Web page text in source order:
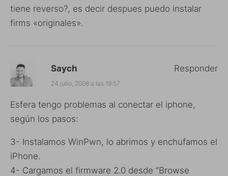
tiene reverso?, es decir despues puedo instalar
firms «originales».
Saych
24 julio, 2008 a las 19:57
Esfera tengo problemas al conectar el iphone,
según los pasos:
3- Instalamos WinPwn, lo abrimos y enchufamos el
iPhone.
4- Cargamos el firmware 2.0 desde “Browse
Responder